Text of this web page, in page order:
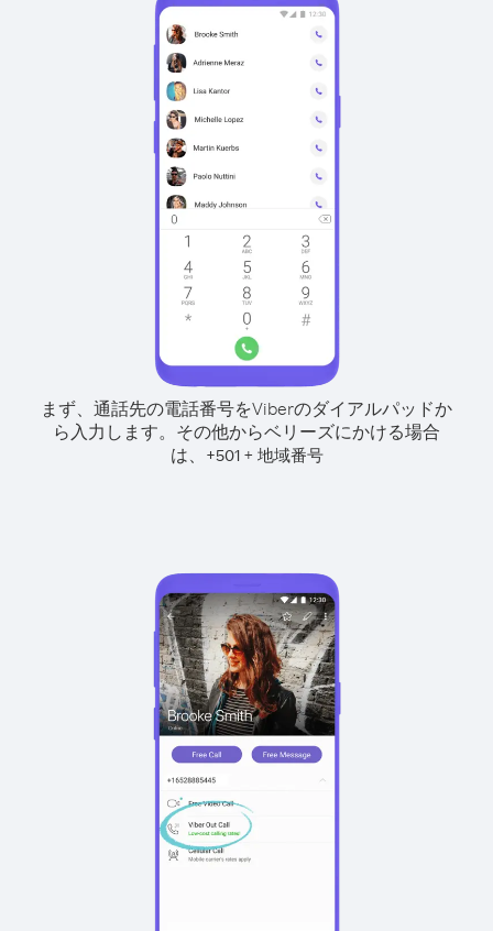
まず、通話先の電話番号をViberのダイアルパッドか
ら入力します。 その他からベリーズにかける場合
は、
+501+ 地域番号